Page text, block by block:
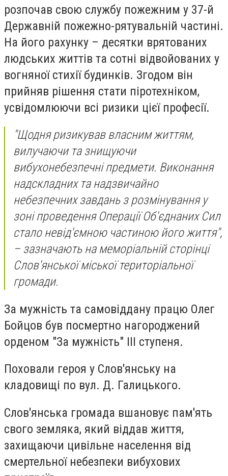
розпочав свою службу пожежним у 37-й
Державній пожежно-рятувальній частині.
На його рахунку – десятки врятованих
людських життів та сотні відвойованих у
вогняної стихії будинків. Згодом він
прийняв рішення стати піротехніком,
усвідомлюючи всі ризики цієї професії.
"Щодня ризикував власним життям,
вилучаючи та знищуючи
вибухонебезпечні предмети. Виконання
надскладних та надзвичайно
небезпечних завдань з розмінування у
зоні проведення Операції Об'єднаних Сил
стало невід'ємною частиною його життя",
– зазначають на меморіальній сторінці
Слов'янської міської територіальної
громади.
За мужність та самовіддану працю Олег
Бойцов був посмертно нагороджений
орденом "За мужність" III ступеня.
Поховали героя у Слов'янську на
кладовищі по вул. Д. Галицького.
Слов'янська громада вшановує пам'ять
свого земляка, який віддав життя,
захищаючи цивільне населення від
смертельної небезпеки вибухових